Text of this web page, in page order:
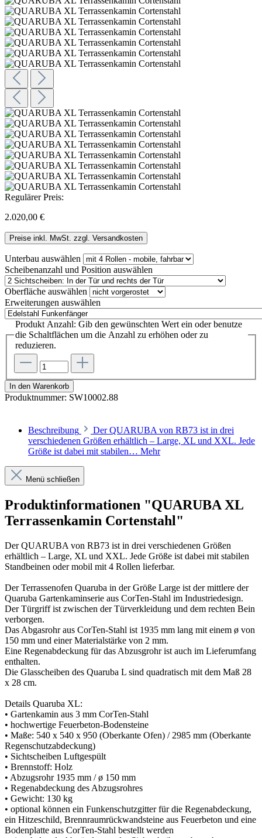
Regulärer Preis:
2.020,00 €
Preise inkl. MwSt. zzgl. Versandkosten
Unterbau auswählen
Scheibenanzahl und Position auswählen
Oberfläche auswählen
Erweiterungen auswählen
Produkt Anzahl: Gib den gewünschten Wert ein oder benutze
die Schaltflächen um die Anzahl zu erhöhen oder zu
reduzieren.
In den Warenkorb
Produktnummer: SW10002.88
Beschreibung
Der QUARUBA von RB73 ist in drei
verschiedenen Größen erhältlich – Large, XL und XXL. Jede
Größe ist dabei mit stabilen… Mehr
Menü schließen
Produktinformationen "QUARUBA XL
Terrassenkamin Cortenstahl"
Der QUARUBA von RB73 ist in drei verschiedenen Größen
erhältlich – Large, XL und XXL. Jede Größe ist dabei mit stabilen
Standbeinen oder mobil mit 4 Rollen lieferbar.
Der Terrassenofen Quaruba in der Größe Large ist der mittlere der
Quaruba Gartenkaminserie aus CorTen-Stahl im Industriedesign.
Der Türgriff ist zwischen der Türverkleidung und dem rechten Bein
verborgen.
Das Abgasrohr aus CorTen-Stahl ist 1935 mm lang mit einem ø von
150 mm und einer Materialstärke von 2 mm.
Eine Regenabdeckung für das Abzusgrohr ist auch im Lieferumfang
enthalten.
Die Glasscheiben des Quaruba L sind quadratisch mit dem Maß 28
x 28 cm.
Details Quaruba XL:
• Gartenkamin aus 3 mm CorTen-Stahl
• hochwertige Feuerbeton-Bodensteine
• Maße: 540 x 540 x 950 (Oberkante Ofen) / 2985 mm (Oberkante
Regenschutzabdeckung)
• Sichtscheiben Luftgespült
• Brennstoff: Holz
• Abzugsrohr 1935 mm / ø 150 mm
• Regenabdeckung des Abzugsrohres
• Gewicht: 130 kg
• optional können ein Funkenschutzgitter für die Regenabdeckung,
ein Hitzeschild, Brennraumrückwandsteine aus Feuerbeton und eine
Bodenplatte aus CorTen-Stahl bestellt werden